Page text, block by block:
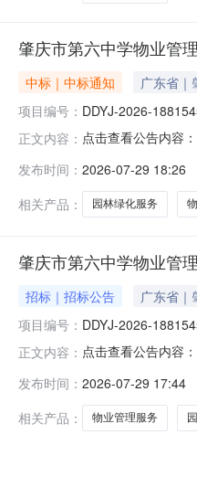
肇庆市第六中学物业管
中标｜中标通知 广东省｜
项目编号： DDYJ-2026-
正文内容： 点击查看公告内容：
发布时间： 2026-07-29 18:26
相关产品：
园林绿化服务
肇庆市第六中学物业管
招标｜招标公告 广东省｜
项目编号： DDYJ-2026-
正文内容： 点击查看公告内容：
发布时间： 2026-07-29 17:44
相关产品：
物业管理服务